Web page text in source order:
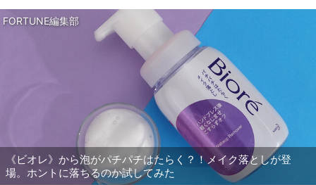
FORTUNE編集部
《ビオレ》から泡がパチパチはたらく？！メイク落としが登
場。ホントに落ちるのか試してみた